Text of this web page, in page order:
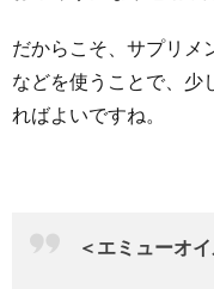
だからこそ、サプリメ
などを使うことで、少
ればよいですね。
＜エミューオ